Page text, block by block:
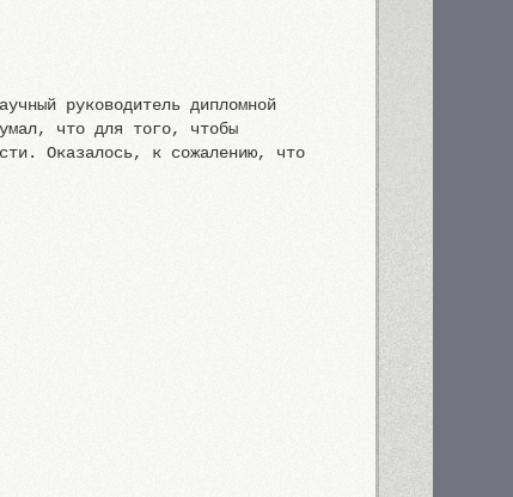
руководитель дипломной
что для того, чтобы
Оказалось, к сожалению, что